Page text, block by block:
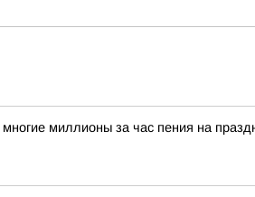
миллионы за час пения на